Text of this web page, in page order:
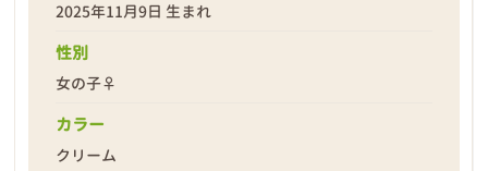
2025年11月9日 生まれ
性別
女の子♀
カラー
クリーム